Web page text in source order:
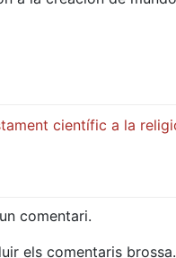
científic a la
comentari.
els comentaris brossa.